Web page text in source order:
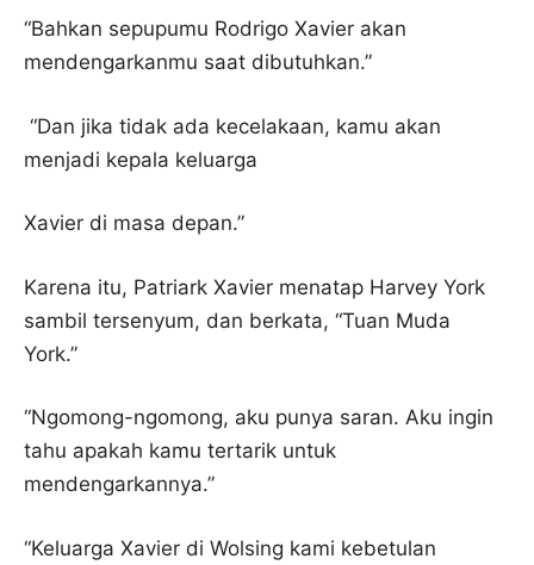
“Bahkan sepupumu Rodrigo Xavier akan
mendengarkanmu saat dibutuhkan.”
“Dan jika tidak ada kecelakaan, kamu akan
menjadi kepala keluarga
Xavier di masa depan.”
Karena itu, Patriark Xavier menatap Harvey York
sambil tersenyum, dan berkata, “Tuan Muda
York.”
“Ngomong-ngomong, aku punya saran. Aku ingin
tahu apakah kamu tertarik untuk
mendengarkannya.”
“Keluarga Xavier di Wolsing kami kebetulan